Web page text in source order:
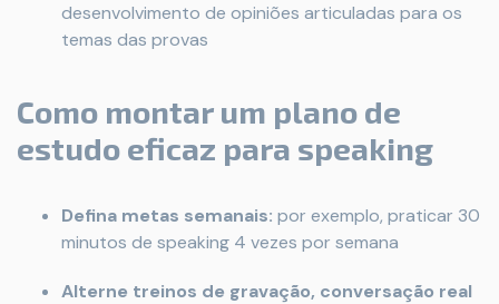
desenvolvimento de opiniões articuladas para os
temas das provas
Como montar um plano de
estudo eficaz para speaking
Defina metas semanais: por exemplo, praticar 30
minutos de speaking 4 vezes por semana
Alterne treinos de gravação, conversação real